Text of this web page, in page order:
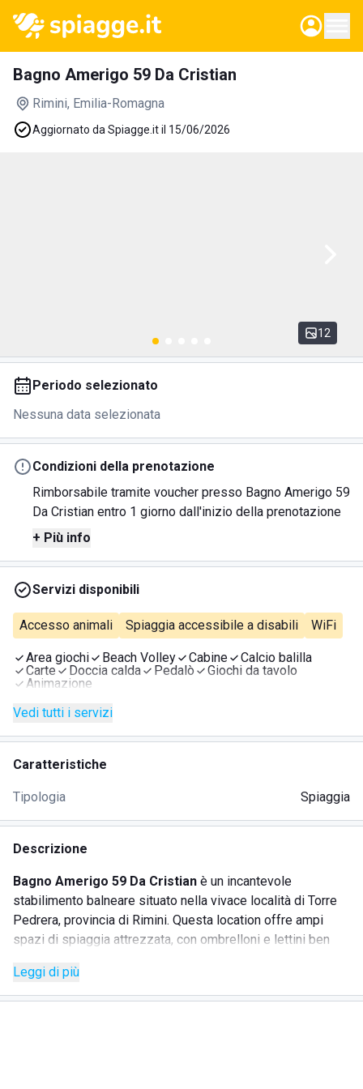
Bagno Amerigo 59 Da Cristian
Rimini, Emilia-Romagna
Aggiornato da Spiagge.it il 15/06/2026
12
Periodo selezionato
Nessuna data selezionata
Condizioni della prenotazione
Rimborsabile tramite voucher presso Bagno Amerigo 59
Da Cristian entro 1 giorno dall'inizio della prenotazione
+ Più info
Servizi disponibili
Accesso animali Spiaggia accessibile a disabili WiFi
Area giochi Beach Volley Cabine
Calcio balilla
Carte
Doccia calda Pedalò
Giochi da tavolo
Animazione
Vedi tutti i servizi
Caratteristiche
Tipologia Spiaggia
Descrizione
Bagno Amerigo 59 Da Cristian è un incantevole
stabilimento balneare situato nella vivace località di Torre
Pedrera, provincia di Rimini. Questa location offre ampi
spazi di spiaggia attrezzata, con ombrelloni e lettini ben
spogliatoio e al deposito notturno per giochi e gonfiabili, lo
stabilimento mette a disposizione docce con acqua calda e
Leggi di più